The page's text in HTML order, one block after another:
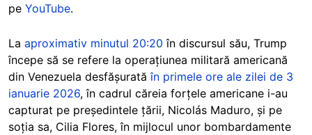
pe YouTube.
La aproximativ minutul 20:20 în discursul său, Trump
începe să se refere la operațiunea militară americană
din Venezuela desfășuratăîn primele ore ale zilei de 3
ianuarie 2026, în cadrul căreia forțele americane i-au
capturat pe președintele țării, Nicolás Maduro, și pe
soția sa, Cilia Flores, în mijlocul unor bombardamente